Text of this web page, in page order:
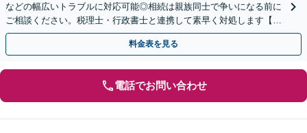
などの幅広いトラブルに対応可能◎相続は親族同士で争いになる前に
ご相談ください。税理士・行政書士と連携して素早く対処します【夜
間・休日の相談可能】【初回のご相談30分無料】
料金表を見る
電話でお問い合わせ